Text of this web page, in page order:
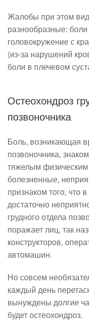
Жалобы при этом
разнообразные:
головокружение с
(из-за нарушений
боли в плечевом
Остеохондроз
позвоночника
Боль, возникающая
позвоночника,
тяжелым физическим
болезненные,
признаком того, что
достаточно
грудного отдела
поражает лиц, так
конструкторов,
автомашин.
Но совсем
каждый день
вынуждены долгие
будет остеохондроз.